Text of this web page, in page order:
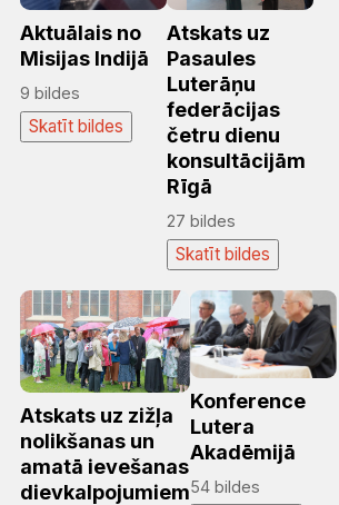
Aktuālais no
Misijas Indijā
9 bildes
Skatīt bildes
Atskats uz
Pasaules
Luterāņu
federācijas
četru dienu
konsultācijām
Rīgā
27 bildes
Skatīt bildes
Atskats uz zižļa
nolikšanas un
amatā ievešanas
dievkalpojumiem
Konference
Lutera
Akadēmijā
54 bildes